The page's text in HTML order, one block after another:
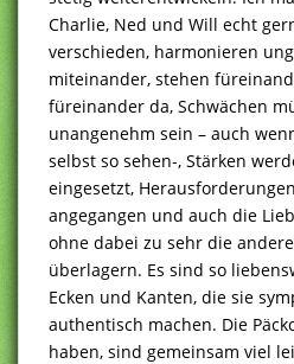
Charlie, Ned und Will echt
verschieden, harmonieren
miteinander, stehen
füreinander da, Schwächen
unangenehm sein – auch
selbst so sehen-, Stärken
eingesetzt,
angegangen und auch die
ohne dabei zu sehr die
überlagern. Es sind so
Ecken und Kanten, die sie
authentisch machen. Die
haben, sind gemeinsam viel